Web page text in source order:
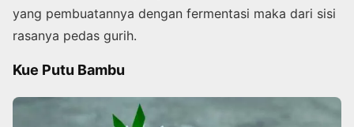
yang pembuatannya dengan fermentasi maka dari sisi
rasanya pedas gurih.
Kue Putu Bambu